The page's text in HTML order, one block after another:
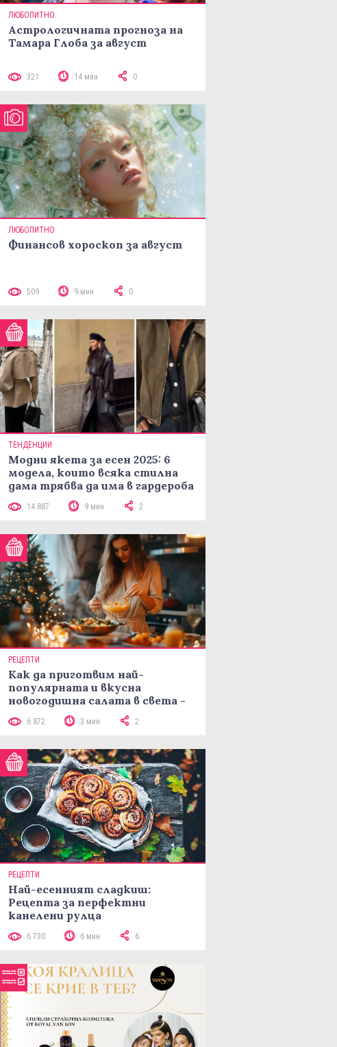
ЛЮБОПИТНО
Астрологичната прогноза на
Тамара Глоба за август
321 14 мин 0
ЛЮБОПИТНО
Финансов хороскоп за август
509 9 мин 0
ТЕНДЕНЦИИ
Модни якета за есен 2025: 6
модела, които всяка стилна
дама трябва да има в гардероба
14 887 9 мин 2
РЕЦЕПТИ
Как да приготвим най-
популярната и вкусна
новогодишна салата в света -
рецепта Мимоза
6 872 3 мин 2
РЕЦЕПТИ
Най-есенният сладкиш:
Рецепта за перфектни
канелени рулца
6 730 6 мин 6